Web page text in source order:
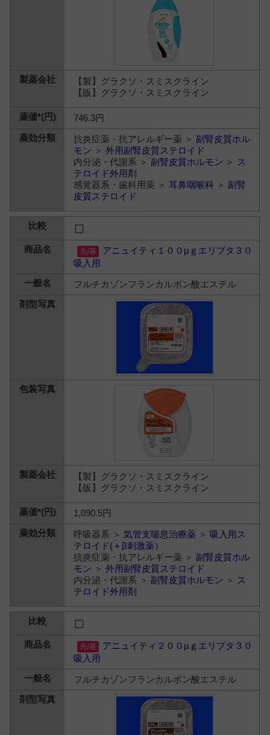
【製】グラクソ・スミスクライン
【販】グラクソ・スミスクライン
746.3円
抗炎症薬・抗アレルギー薬 ＞ 副腎皮質ホル
モン ＞外用副腎皮質ステロイド
内分泌・代謝系 ＞ 副腎皮質ホルモン ＞ ス
テロイド外用剤
感覚器系・歯科用薬 ＞耳鼻咽喉科 ＞ 副腎
皮質ステロイド
アニュイティ１００μｇエリプタ３０
吸入用
フルチカゾンフランカルボン酸エステル
【製】グラクソ・スミスクライン
【販】グラクソ・スミスクライン
1,090.5円
呼吸器系 ＞気管支喘息治療薬 ＞吸入用ス
テロイド(＋β刺激薬）
抗炎症薬・抗アレルギー薬 ＞ 副腎皮質ホル
モン ＞外用副腎皮質ステロイド
内分泌・代謝系 ＞ 副腎皮質ホルモン ＞ ス
テロイド外用剤
アニュイティ２００μｇエリプタ３０
吸入用
フルチカゾンフランカルボン酸エステル